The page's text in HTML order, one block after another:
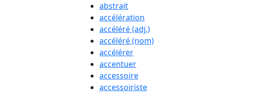
abstrait
accélération
accéléré (adj.)
accéléré (nom)
accélérer
accentuer
accessoire
accessoiriste